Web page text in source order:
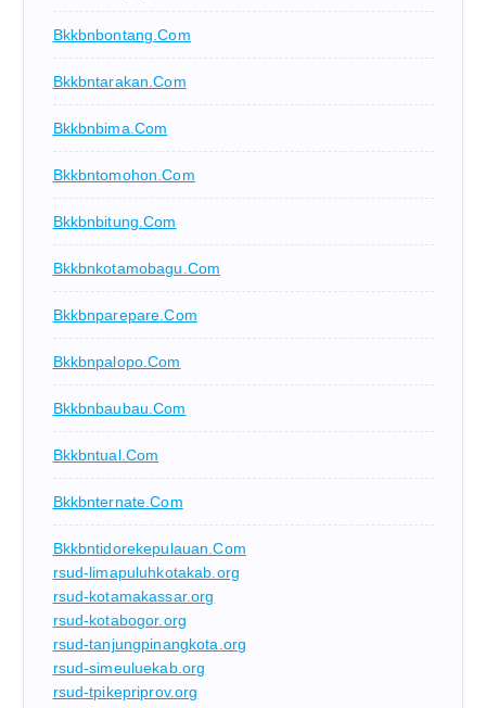
Bkkbnbontang.com
Bkkbntarakan.com
Bkkbnbima.com
Bkkbntomohon.com
Bkkbnbitung.com
Bkkbnkotamobagu.com
Bkkbnparepare.com
Bkkbnpalopo.com
Bkkbnbaubau.com
Bkkbntual.com
Bkkbnternate.com
Bkkbntidorekepulauan.com
rsud-limapuluhkotakab.org
rsud-kotamakassar.org
rsud-kotabogor.org
rsud-tanjungpinangkota.org
rsud-simeuluekab.org
rsud-tpikepriprov.org